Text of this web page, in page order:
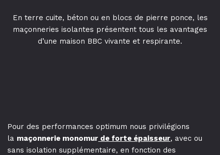
En terre cuite, béton ou en blocs de pierre ponce, les
maçonneries isolantes présentent tous les avantages
d’une maison BBC vivante et respirante.
Pour des performances optimum nous privilégions
la maçonnerie monomur de forte épaisseur, avec ou
sans isolation supplémentaire, en fonction des